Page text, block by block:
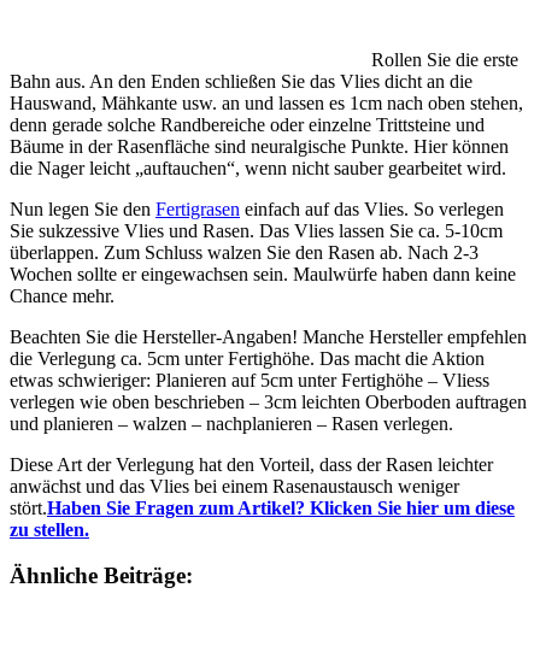
Rollen Sie die erste
Bahn aus. An den Enden schließen Sie das Vlies dicht an die
Hauswand, Mähkante usw. an und lassen es 1cm nach oben stehen,
denn gerade solche Randbereiche oder einzelne Trittsteine und
Bäume in der Rasenfläche sind neuralgische Punkte. Hier können
die Nager leicht „auftauchen“, wenn nicht sauber gearbeitet wird.
Nun legen Sie den Fertigrasen einfach auf das Vlies. So verlegen
Sie sukzessive Vlies und Rasen. Das Vlies lassen Sie ca. 5-10cm
überlappen. Zum Schluss walzen Sie den Rasen ab. Nach 2-3
Wochen sollte er eingewachsen sein. Maulwürfe haben dann keine
Chance mehr.
Beachten Sie die Hersteller-Angaben! Manche Hersteller empfehlen
die Verlegung ca. 5cm unter Fertighöhe. Das macht die Aktion
etwas schwieriger: Planieren auf 5cm unter Fertighöhe – Vliess
verlegen wie oben beschrieben – 3cm leichten Oberboden auftragen
und planieren – walzen – nachplanieren – Rasen verlegen.
Diese Art der Verlegung hat den Vorteil, dass der Rasen leichter
anwächst und das Vlies bei einem Rasenaustausch weniger
stört.Haben Sie Fragen zum Artikel? Klicken Sie hier um diese
zu stellen.
Ähnliche Beiträge: